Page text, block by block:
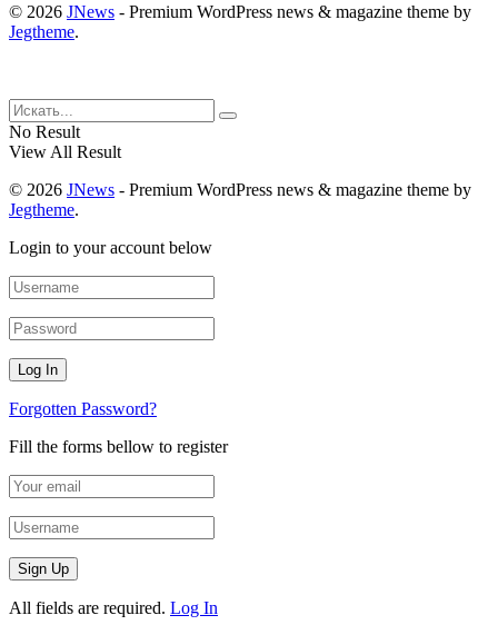
© 2026 JNews - Premium WordPress news & magazine theme by
Jegtheme.
No Result
View All Result
© 2026 JNews - Premium WordPress news & magazine theme by
Jegtheme.
Login to your account below
Forgotten Password?
Fill the forms bellow to register
All fields are required. Log In